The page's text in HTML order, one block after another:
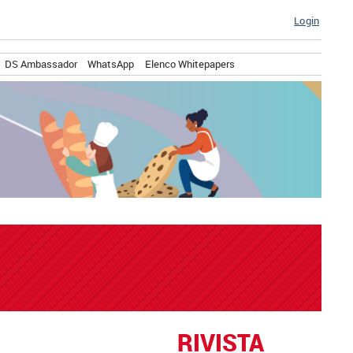
Login
DS Ambassador WhatsApp Elenco Whitepapers
RIVISTA